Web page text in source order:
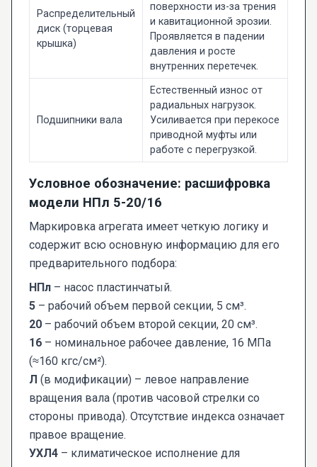
Распределительный
диск (торцевая
крышка)
поверхности из-за трения
и кавитационной эрозии.
Проявляется в падении
давления и росте
внутренних перетечек.
Подшипники вала
Естественный износ от
радиальных нагрузок.
Усиливается при перекосе
приводной муфты или
работе с перегрузкой.
Условное обозначение: расшифровка
модели НПл 5-20/16
Маркировка агрегата имеет четкую логику и
содержит всю основную информацию для его
предварительного подбора:
НПл – насос пластинчатый.
5 – рабочий объем первой секции, 5 см³.
20 – рабочий объем второй секции, 20 см³.
16 – номинальное рабочее давление, 16 МПа
(≈160 кгс/см²).
Л (в модификации) – левое направление
вращения вала (против часовой стрелки со
стороны привода). Отсутствие индекса означает
правое вращение.
УХЛ4 – климатическое исполнение для